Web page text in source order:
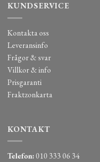
KUNDSERVICE
Kontakta oss
Leveransinfo
Frågor & svar
Villkor & info
Prisgaranti
Fraktzonkarta
KONTAKT
Telefon:010 333 06 34